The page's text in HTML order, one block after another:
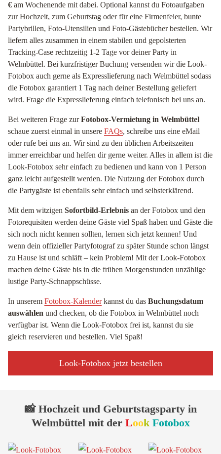
€ am Wochenende mit dabei. Optional kannst du Fotoaufgaben
zur Hochzeit, zum Geburtstag oder für eine Firmenfeier, bunte
Partybrillen, Foto-Utensilien und Foto-Gästebücher bestellen. Wir
liefern alles zusammen in einem stabilen und gepolsterten
Tracking-Case rechtzeitig 1-2 Tage vor deiner Party in
Welmbüttel. Bei kurzfristiger Buchung versenden wir die Look-
Fotobox auch gerne als Expresslieferung nach Welmbüttel sodass
die Fotobox garantiert 1 Tag nach deiner Bestellung geliefert
wird. Frage die Expresslieferung einfach telefonisch bei uns an.
Bei weiteren Frage zurFotobox-Vermietung in Welmbüttel
schaue zuerst einmal in unsere FAQs, schreibe uns eine eMail
oder rufe bei uns an. Wir sind zu den üblichen Arbeitszeiten
immer erreichbar und helfen dir gerne weiter. Alles in allem ist die
Look-Fotobox sehr einfach zu bedienen und kann von 1 Person
ganz leicht aufgestellt werden. Die Nutzung der Fotobox durch
die Partygäste ist ebenfalls sehr einfach und selbsterklärend.
Mit dem witzigen Sofortbild-Erlebnis an der Fotobox und den
Fotorequisiten werden deine Gäste viel Spaß haben und Gäste die
sich noch nicht kennen sollten, lernen sich jetzt kennen! Und
wenn dein offizieller Partyfotograf zu später Stunde schon längst
zu Hause ist und schläft – kein Problem! Mit der Look-Fotobox
machen deine Gäste bis in die frühen Morgenstunden unzählige
lustige Party-Schnappschüsse.
In unserem Fotobox-Kalenderkannst du das Buchungsdatum
auswählen und checken, ob die Fotobox in Welmbüttel noch
verfügbar ist. Wenn die Look-Fotobox frei ist, kannst du sie
gleich reservieren und bestellen. Viel Spaß!
Look-Fotobox jetzt bestellen
📸 Hochzeit und Geburtstagsparty in
Welmbüttel mit der Look Fotobox